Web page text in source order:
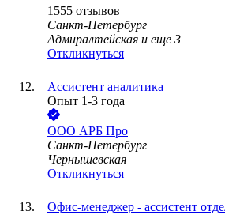
1555 отзывов
Санкт-Петербург
Адмиралтейская и еще 3
Откликнуться
Ассистент аналитика
Опыт 1-3 года
ООО АРБ Про
Санкт-Петербург
Чернышевская
Откликнуться
Офис-менеджер - ассистент